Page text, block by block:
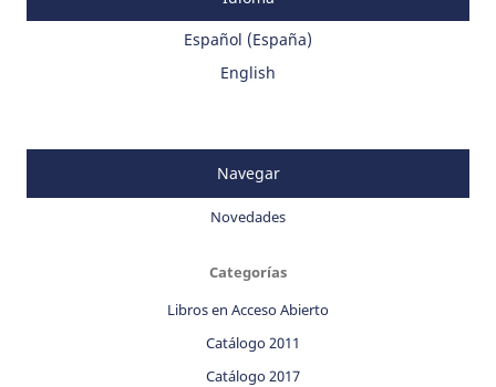
Español (España)
English
Navegar
Novedades
Categorías
Libros en Acceso Abierto
Catálogo 2011
Catálogo 2017